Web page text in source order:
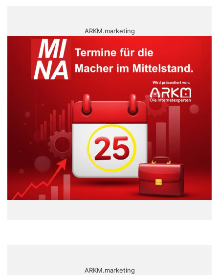
ARKM.marketing
ARKM.marketing